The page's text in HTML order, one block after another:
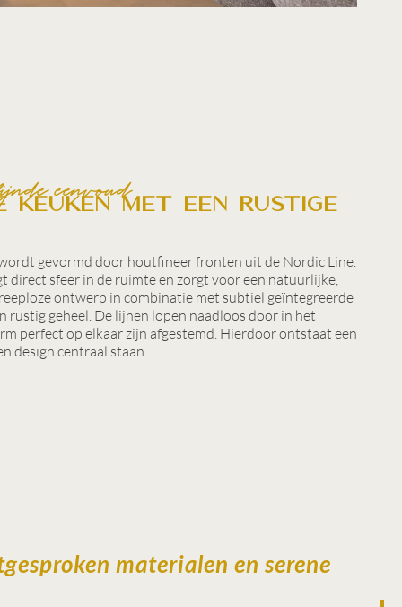
eenvoud
keuken met een rustige
gevormd door houtfineer fronten uit de Nordic Line.
sfeer in de ruimte en zorgt voor een natuurlijke,
ontwerp in combinatie met subtiel geïntegreerde
rustig geheel. De lijnen lopen naadloos door in het
perfect op elkaar zijn afgestemd. Hierdoor ontstaat een
design centraal staan.
materialen en serene